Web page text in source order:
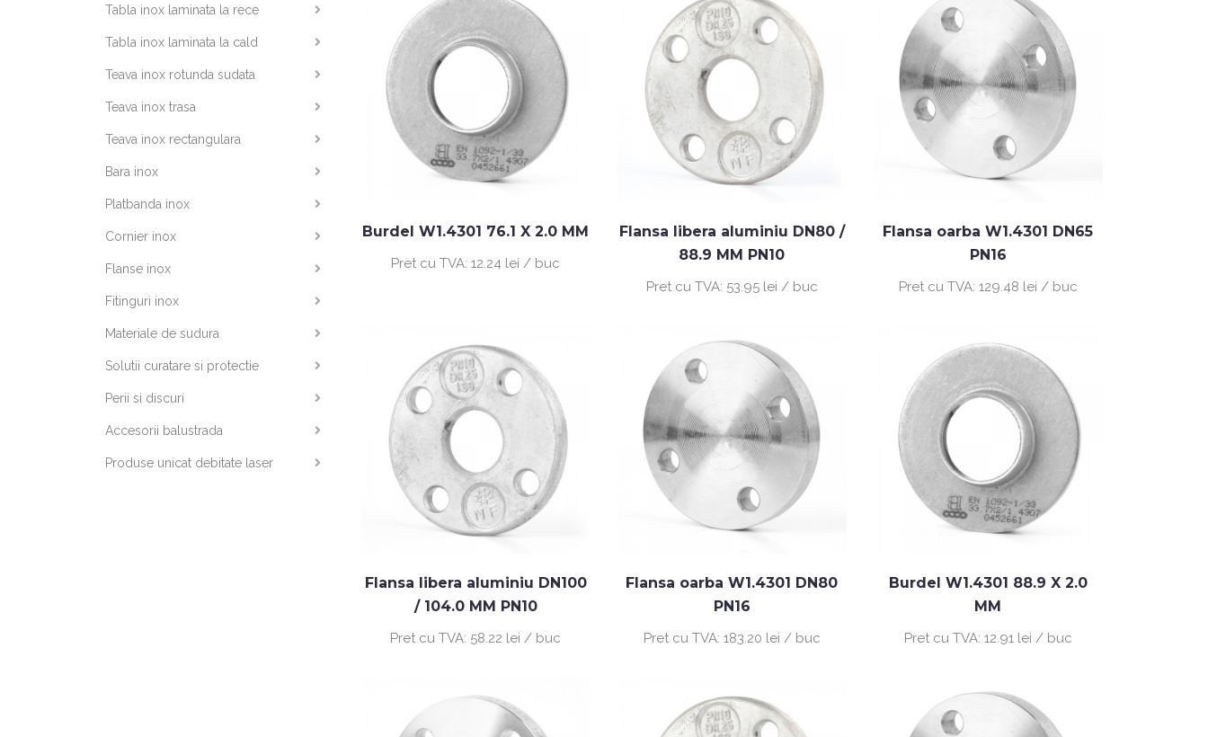
Burdel W1.4301 76.1 X 2.0 MM
Pret cu TVA:12.24 lei / buc
Flansa libera aluminiu DN80 /
88.9 MM PN10
Pret cu TVA: 53.95 lei / buc
Flansa oarba W1.4301 DN65
PN16
Pret cu TVA: 129.48 lei / buc
Flansa libera aluminiu DN100
/ 104.0 MM PN10
Pret cu TVA: 58.22 lei / buc
Flansa oarba W1.4301 DN80
PN16
Pret cu TVA: 183.20 lei / buc
Burdel W1.4301 88.9 X 2.0
MM
Pret cu TVA: 12.91 lei / buc
Tabla inox laminata la rece
Tabla inox laminata la cald
Teava inox rotunda sudata
Teava inox trasa
Teava inox rectangulara
Bara inox
Platbanda inox
Cornier inox
Flanse inox
Fitinguri inox
Materiale de sudura
Solutii curatare si protectie
Perii si discuri
Accesorii balustrada
Produse unicat debitate laser